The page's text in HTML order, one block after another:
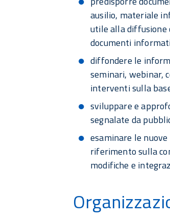
ausilio, materiale
utile alla diffusione
documenti
diffondere le
seminari, webinar,
interventi sulla
sviluppare e
segnalate da
esaminare le
riferimento sulla
modifiche e